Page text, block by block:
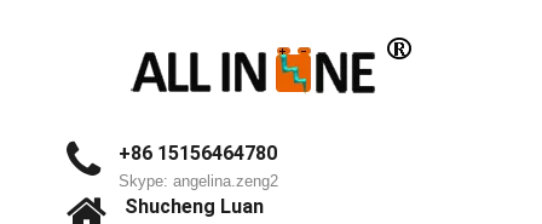
+86 15156464780
Skype: angelina.zeng2
Shucheng Luan